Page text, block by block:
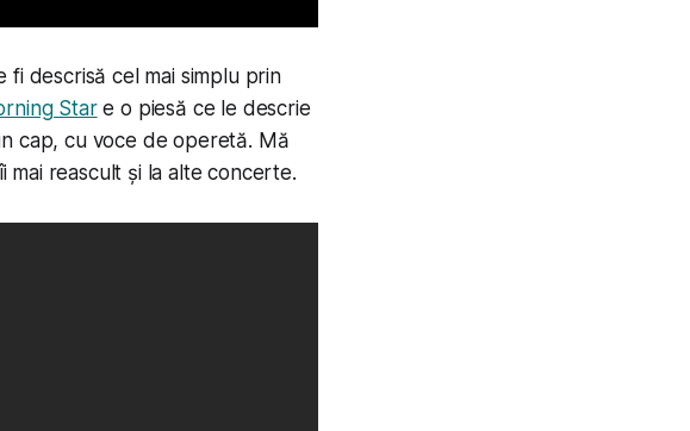
descrisă cel mai simplu prin
Stare o piesă ce le descrie
cap, cu voce de operetă. Mă
mai reascult și la alte concerte.